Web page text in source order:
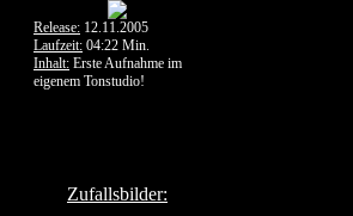
Release: 12.11.2005
Laufzeit: 04:22 Min.
Inhalt: Erste Aufnahme im
eigenem Tonstudio!
Zufallsbilder: